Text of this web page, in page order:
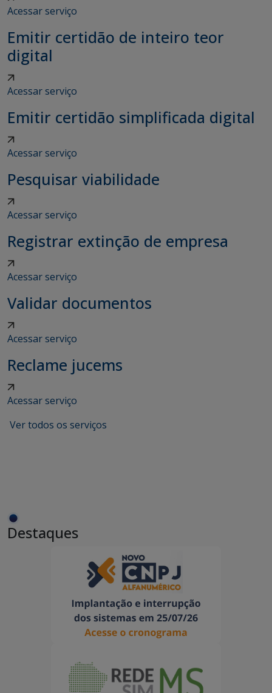
Acessar serviço
Emitir certidão de inteiro teor
digital
Acessar serviço
Emitir certidão simplificada digital
Acessar serviço
Pesquisar viabilidade
Acessar serviço
Registrar extinção de empresa
Acessar serviço
Validar documentos
Acessar serviço
Reclame jucems
Acessar serviço
Ver todos os serviços
Destaques